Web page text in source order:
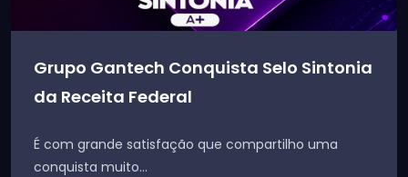
Grupo Gantech Conquista Selo Sintonia
da Receita Federal
É com grande satisfação que compartilho uma
conquista muito...